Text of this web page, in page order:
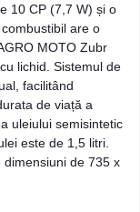
10 CP (7,7 W) și o
are o
MOTO Zubr
lichid. Sistemul de
facilitând
de viață a
uleiului semisintetic
este de 1,5 litri.
dimensiuni de 735 x